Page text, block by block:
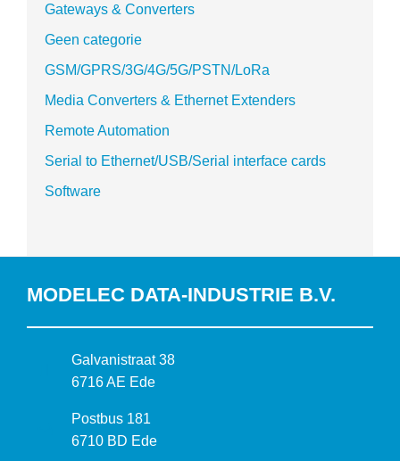
Gateways & Converters
Geen categorie
GSM/GPRS/3G/4G/5G/PSTN/LoRa
Media Converters & Ethernet Extenders
Remote Automation
Serial to Ethernet/USB/Serial interface cards
Software
MODELEC DATA-INDUSTRIE B.V.
B
e
o
e
Galvanistraat 38
6716 AE Ede
P
o
Postbus 181
6710 BD Ede